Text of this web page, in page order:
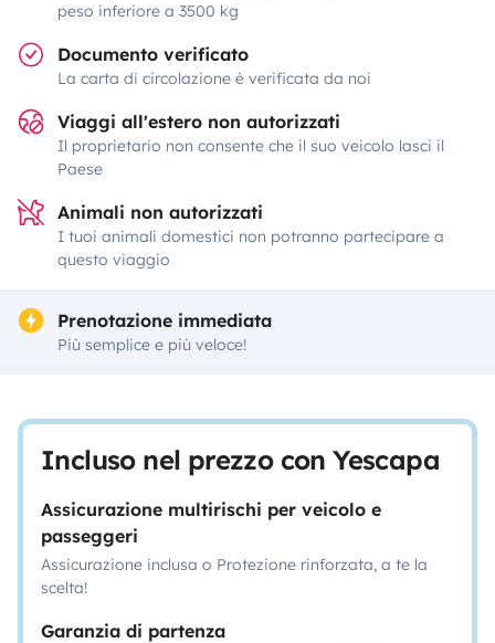
peso inferiore a 3500 kg
Documento verificato
La carta di circolazione è verificata da noi
Viaggi all'estero non autorizzati
Il proprietario non consente che il suo veicolo lasci il
Paese
Animali non autorizzati
I tuoi animali domestici non potranno partecipare a
questo viaggio
Prenotazione immediata
Più semplice e più veloce!
Incluso nel prezzo con Yescapa
Assicurazione multirischi per veicolo e
passeggeri
Assicurazione inclusa o Protezione rinforzata, a te la
scelta!
Garanzia di partenza